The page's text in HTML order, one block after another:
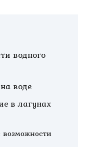
водного
воде
в лагунах